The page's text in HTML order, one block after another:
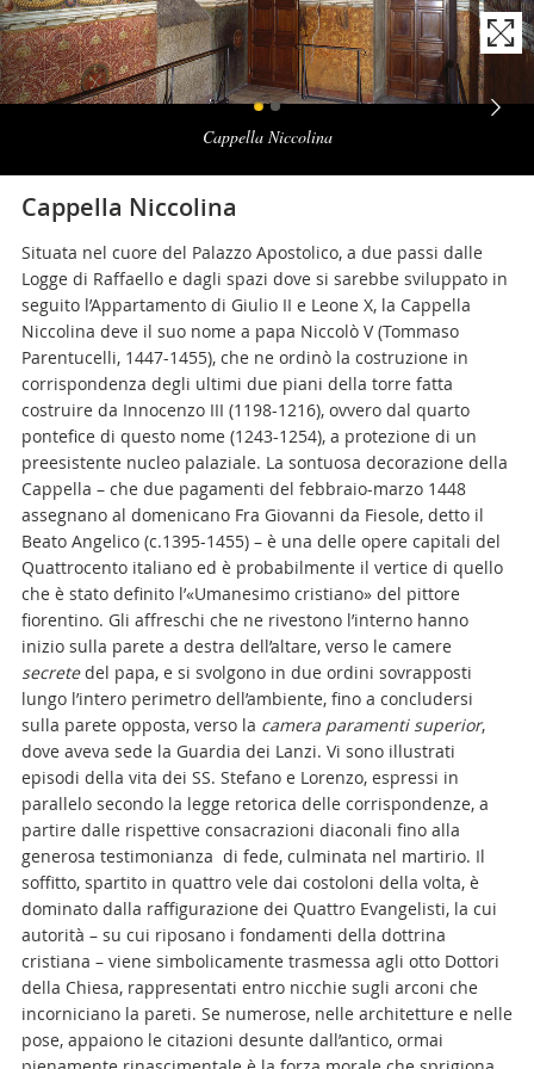
Cappella Niccolina
Naviga
Cappella Niccolina
Situata nel cuore del Palazzo Apostolico, a due passi dalle
Logge di Raffaello e dagli spazi dove si sarebbe sviluppato in
seguito l’Appartamento di Giulio II e Leone X, la Cappella
Niccolina deve il suo nome a papa Niccolò V (Tommaso
Parentucelli, 1447-1455), che ne ordinò la costruzione in
corrispondenza degli ultimi due piani della torre fatta
costruire da Innocenzo III (1198-1216), ovvero dal quarto
pontefice di questo nome (1243-1254), a protezione di un
preesistente nucleo palaziale. La sontuosa decorazione della
Cappella – che due pagamenti del febbraio-marzo 1448
assegnano al domenicano Fra Giovanni da Fiesole, detto il
Beato Angelico (c.1395-1455) – è una delle opere capitali del
Quattrocento italiano ed è probabilmente il vertice di quello
che è stato definito l’«Umanesimo cristiano» del pittore
fiorentino. Gli affreschi che ne rivestono l’interno hanno
inizio sulla parete a destra dell’altare, verso le camere
secretedel papa, e si svolgono in due ordini sovrapposti
lungo l’intero perimetro dell’ambiente, fino a concludersi
sulla parete opposta, verso la camera paramenti superior,
dove aveva sede la Guardia dei Lanzi. Vi sono illustrati
episodi della vita dei SS. Stefano e Lorenzo, espressi in
parallelo secondo la legge retorica delle corrispondenze, a
partire dalle rispettive consacrazioni diaconali fino alla
generosa testimonianza di fede, culminata nel martirio. Il
soffitto, spartito in quattro vele dai costoloni della volta, è
dominato dalla raffigurazione dei Quattro Evangelisti, la cui
autorità – su cui riposano i fondamenti della dottrina
cristiana – viene simbolicamente trasmessa agli otto Dottori
della Chiesa, rappresentati entro nicchie sugli arconi che
incorniciano la pareti. Se numerose, nelle architetture e nelle
pose, appaiono le citazioni desunte dall’antico, ormai